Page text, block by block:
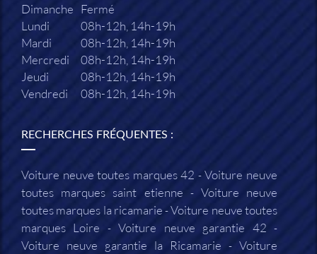
Dimanche Fermé
Lundi
08h-12h, 14h-19h
Mardi
08h-12h, 14h-19h
Mercredi
08h-12h, 14h-19h
Jeudi
08h-12h, 14h-19h
Vendredi
08h-12h, 14h-19h
RECHERCHES FRÉQUENTES :
Voiture neuve toutes marques 42
Voiture neuve
toutes marques saint etienne
Voiture neuve
toutes marques la ricamarie Voiture neuve toutes
marques Loire
Voiture neuve garantie 42
Voiture neuve garantie la Ricamarie
Voiture